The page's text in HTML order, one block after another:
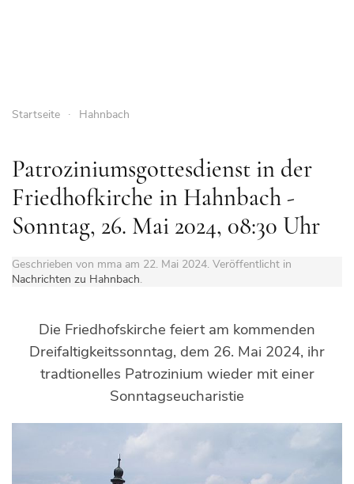
Startseite Hahnbach
Patroziniumsgottesdienst in der
Friedhofkirche in Hahnbach -
Sonntag, 26. Mai 2024, 08:30 Uhr
Geschrieben von mma am 22. Mai 2024. Veröffentlicht in
Nachrichten zu Hahnbach.
Die Friedhofskirche feiert am kommenden
Dreifaltigkeitssonntag, dem 26. Mai 2024, ihr
tradtionelles Patrozinium wieder mit einer
Sonntagseucharistie